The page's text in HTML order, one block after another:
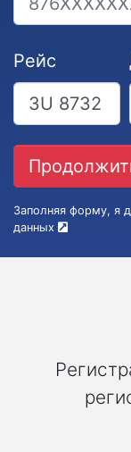
Рейс
Заполняя форму, я
данных